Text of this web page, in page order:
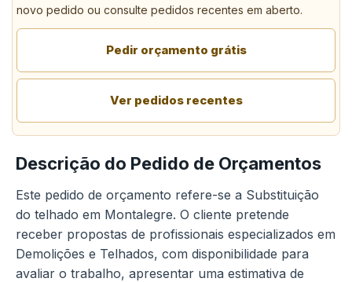
novo pedido ou consulte pedidos recentes em aberto.
Pedir orçamento grátis
Ver pedidos recentes
Descrição do Pedido de Orçamentos
Este pedido de orçamento refere-se a Substituição
do telhado em Montalegre. O cliente pretende
receber propostas de profissionais especializados em
Demolições e Telhados, com disponibilidade para
avaliar o trabalho, apresentar uma estimativa de